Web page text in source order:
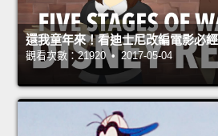
還我童年來！看迪士尼改編電影必
觀看次數：21920 • 2017-05-04